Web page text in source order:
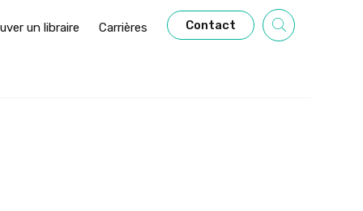
un libraire Carrières Contact